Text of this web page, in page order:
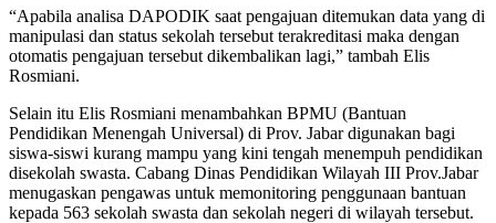
“Apabila analisa DAPODIK saat pengajuan ditemukan data yang di
manipulasi dan status sekolah tersebut terakreditasi maka dengan
otomatis pengajuan tersebut dikembalikan lagi,” tambah Elis
Rosmiani.
Selain itu Elis Rosmiani menambahkan BPMU (Bantuan
Pendidikan Menengah Universal) di Prov. Jabar digunakan bagi
siswa-siswi kurang mampu yang kini tengah menempuh pendidikan
disekolah swasta. Cabang Dinas Pendidikan Wilayah III Prov.Jabar
menugaskan pengawas untuk memonitoring penggunaan bantuan
kepada 563 sekolah swasta dan sekolah negeri di wilayah tersebut.